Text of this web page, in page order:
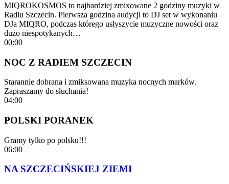
MIQROKOSMOS to najbardziej zmixowane 2 godziny muzyki w
Radiu Szczecin. Pierwsza godzina audycji to DJ set w wykonaniu
DJa MIQRO, podczas którego usłyszycie muzyczne nowości oraz
dużo niespotykanych…
00:00
NOC Z RADIEM SZCZECIN
Starannie dobrana i zmiksowana muzyka nocnych marków.
Zapraszamy do słuchania!
04:00
POLSKI PORANEK
Gramy tylko po polsku!!!
06:00
NA SZCZECIŃSKIEJ ZIEMI